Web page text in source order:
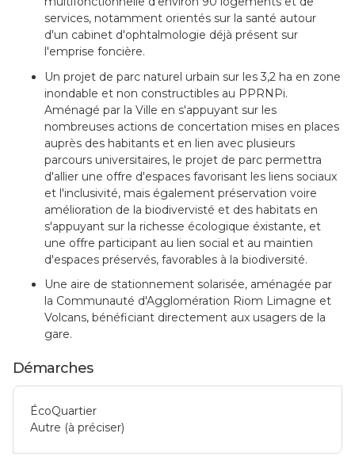
services, notamment orientés sur la santé autour
d'un cabinet d'ophtalmologie déjà présent sur
l'emprise foncière.
Un projet de parc naturel urbain sur les 3,2 ha en zone
inondable et non constructibles au PPRNPi.
Aménagé par la Ville en s'appuyant sur les
nombreuses actions de concertation mises en places
auprès des habitants et en lien avec plusieurs
parcours universitaires, le projet de parc permettra
d'allier une offre d'espaces favorisant les liens sociaux
et l'inclusivité, mais également préservation voire
amélioration de la biodivervisté et des habitats en
s'appuyant sur la richesse écologique éxistante, et
une offre participant au lien social et au maintien
d'espaces préservés, favorables à la biodiversité.
Une aire de stationnement solarisée, aménagée par
la Communauté d'Agglomération Riom Limagne et
Volcans, bénéficiant directement aux usagers de la
gare.
Démarches
ÉcoQuartier
Autre (à préciser)